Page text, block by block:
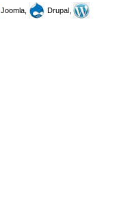
Joomla,
Drupal,